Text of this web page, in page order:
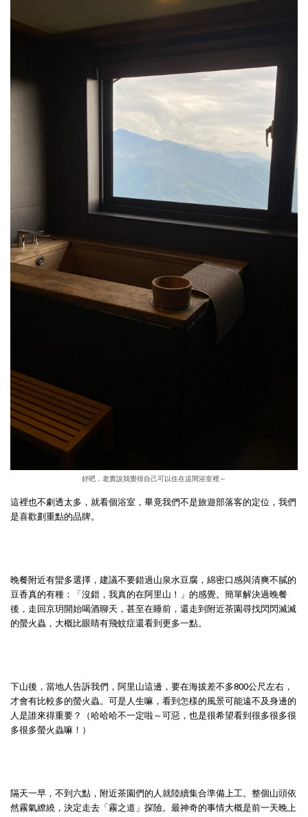
好吧，老實說我覺得自己可以住在這間浴室裡～
這裡也不劇透太多，就看個浴室，畢竟我們不是旅遊部落客的定位，我們
是喜歡劃重點的品牌。
晚餐附近有蠻多選擇，建議不要錯過山泉水豆腐，綿密口感與清爽不膩的
豆香真的有種：「沒錯，我真的在阿里山！」的感覺。簡單解決過晚餐
後，走回京玥開始喝酒聊天，甚至在睡前，還走到附近茶園尋找閃閃滅滅
的螢火蟲，大概比眼睛有飛蚊症還看到更多一點。
下山後，當地人告訴我們，阿里山這邊，要在海拔差不多800公尺左右，
才會有比較多的螢火蟲。可是人生嘛，看到怎樣的風景可能遠不及身邊的
人是誰來得重要？（哈哈哈不一定啦～可惡，也是很希望看到很多很多很
多很多螢火蟲嘛！）
隔天一早，不到六點，附近茶園們的人就陸續集合準備上工。整個山頭依
然霧氣繚繞，決定走去「霧之道」探險。最神奇的事情大概是前一天晚上